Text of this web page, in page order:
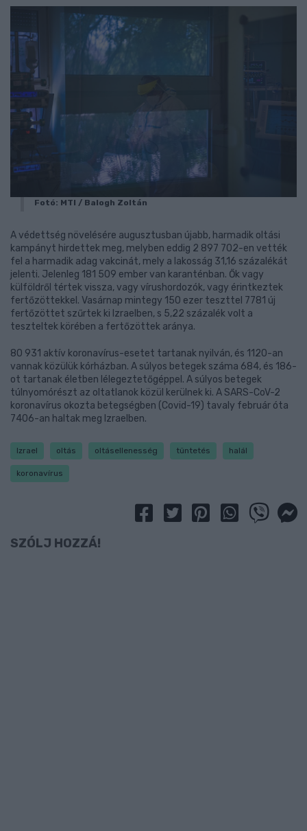
Fotó: MTI / Balogh Zoltán
A védettség növelésére augusztusban újabb, harmadik oltási
kampányt hirdettek meg, melyben eddig 2 897 702-en vették
fel a harmadik adag vakcinát, mely a lakosság 31,16 százalékát
jelenti. Jelenleg 181 509 ember van karanténban. Ők vagy
külföldről tértek vissza, vagy vírushordozók, vagy érintkeztek
fertőzöttekkel. Vasárnap mintegy 150 ezer teszttel 7781 új
fertőzöttet szűrtek ki Izraelben, s 5,22 százalék volt a
teszteltek körében a fertőzöttek aránya.
80 931 aktív koronavírus-esetet tartanak nyilván, és 1120-an
vannak közülük kórházban. A súlyos betegek száma 684, és 186-
ot tartanak életben lélegeztetőgéppel. A súlyos betegek
túlnyomórészt az oltatlanok közül kerülnek ki. A SARS-CoV-2
koronavírus okozta betegségben (Covid-19) tavaly február óta
7406-an haltak meg Izraelben.
Izrael oltás oltásellenesség tüntetés halál
koronavírus
SZÓLJ HOZZÁ!